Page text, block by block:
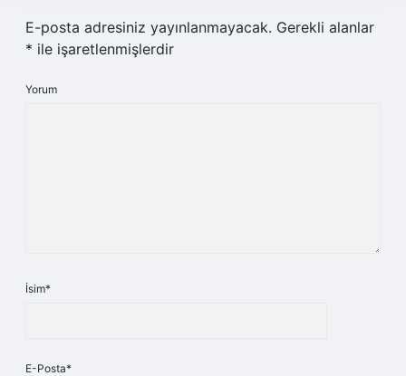
E-posta adresiniz yayınlanmayacak. Gerekli alanlar
* ile işaretlenmişlerdir
Yorum
İsim*
E-Posta*